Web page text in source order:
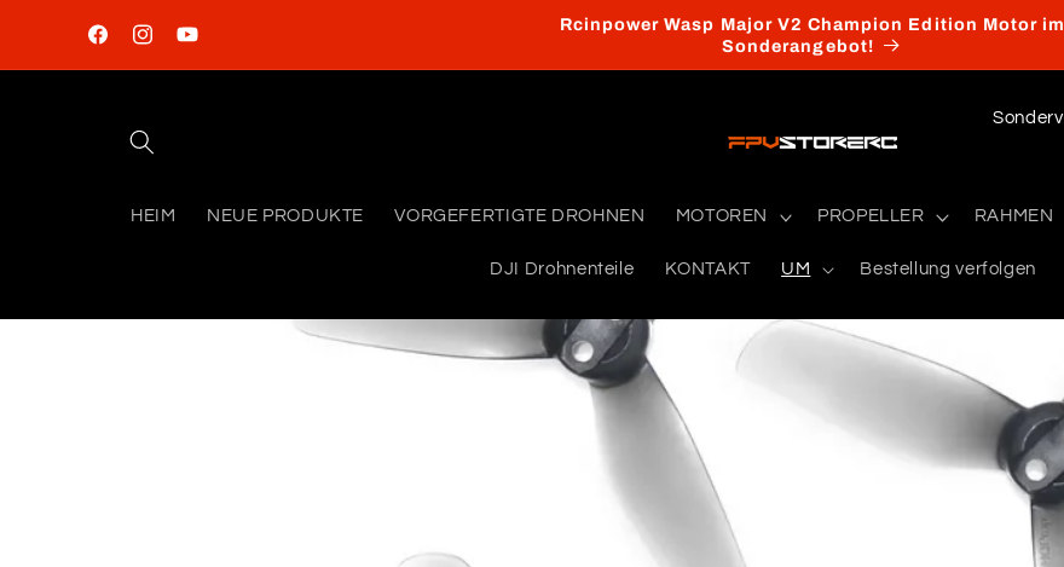
FacebookInstagramYouTube
Rcinpower Wasp Major V2 Champion Edition Motor im
Sonderangebot!
HEIM NEUE PRODUKTE VORGEFERTIGTE DROHNEN MOTOREN PROPELLER RAHMEN
DJI Drohnenteile KONTAKT UM Bestellung verfolgen
L
d
/
R
g
o